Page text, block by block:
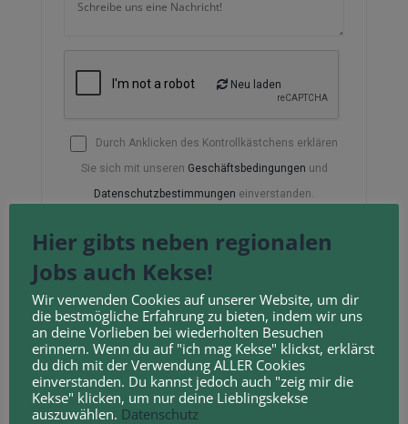
Neu laden
Durch Anklicken des Kontrollkästchens erklären
Sie sich mit unseren Geschäftsbedingungen und
Datenschutzbestimmungen einverstanden.
Hier gibts neben regionalen
Jobs auch Kekse!
Wir verwenden Cookies auf unserer Website, um dir
die bestmögliche Erfahrung zu bieten, indem wir uns
an deine Vorlieben bei wiederholten Besuchen
erinnern. Wenn du auf "ich mag Kekse" klickst, erklärst
du dich mit der Verwendung ALLER Cookies
einverstanden. Du kannst jedoch auch "zeig mir die
Kekse" klicken, um nur deine Lieblingskekse
auszuwählen. Datenschutz